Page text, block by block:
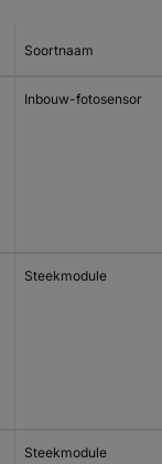
Soortnaam
Inbouw-fotosensor
Steekmodule
Steekmodule